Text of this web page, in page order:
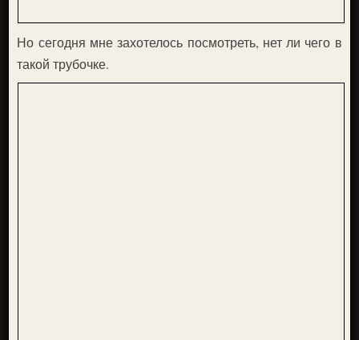
Но сегодня мне захотелось посмотреть, нет ли чего в
такой трубочке.